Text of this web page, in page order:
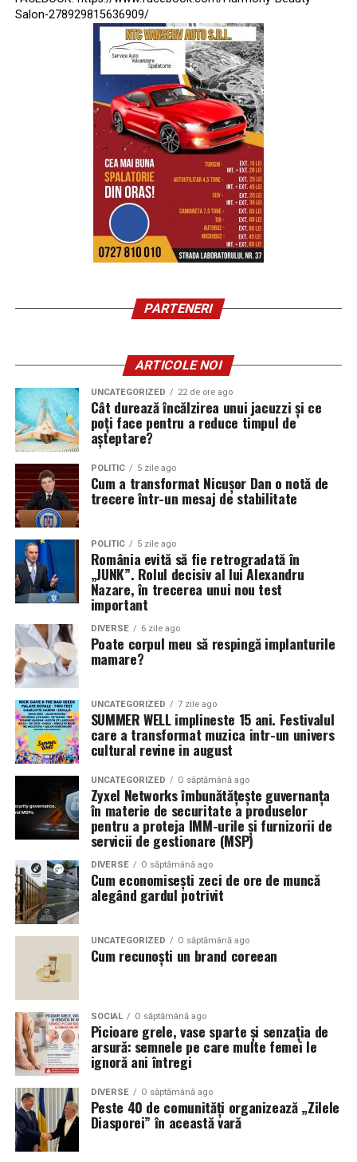
Salon-278929815636909/
PARTENERI
ARTICOLE NOI
UNCATEGORIZED 22 de ore ago
Cât durează încălzirea unui jacuzzi și ce
poți face pentru a reduce timpul de
așteptare?
POLITIC 5 zile ago
Cum a transformat Nicușor Dan o notă de
trecere într-un mesaj de stabilitate
POLITIC 5 zile ago
România evită să fie retrogradată în
„JUNK”. Rolul decisiv al lui Alexandru
Nazare, în trecerea unui nou test
important
DIVERSE 6 zile ago
Poate corpul meu să respingă implanturile
mamare?
UNCATEGORIZED 7 zile ago
SUMMER WELL implineste 15 ani. Festivalul
care a transformat muzica intr-un univers
cultural revine in august
UNCATEGORIZED O săptămână ago
Zyxel Networks îmbunătățește guvernanța
în materie de securitate a produselor
pentru a proteja IMM-urile și furnizorii de
servicii de gestionare (MSP)
DIVERSE O săptămână ago
Cum economisești zeci de ore de muncă
alegând gardul potrivit
UNCATEGORIZED O săptămână ago
Cum recunoști un brand coreean
SOCIAL O săptămână ago
Picioare grele, vase sparte și senzația de
arsură: semnele pe care multe femei le
ignoră ani întregi
DIVERSE O săptămână ago
Peste 40 de comunități organizează „Zilele
Diasporei” în această vară